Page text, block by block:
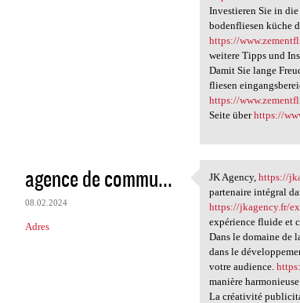
Investieren Sie in
bodenfliesen küche
https://
weitere Tipps und
Damit Sie lange
fliesen
https://
Seite überhttps://
agence de commu...
08.02.2024
Adres
JK Agency,
JK Agency,https://
partenaire intégral
https://jkagency.fr/
expérience fluide et
Dans le domaine de
dans le
votre audience.
manière
La créativité